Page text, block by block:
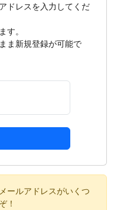
ドレスを入力してくだ
す。
ま新規登録が可能で
ールアドレスがいくつ
！